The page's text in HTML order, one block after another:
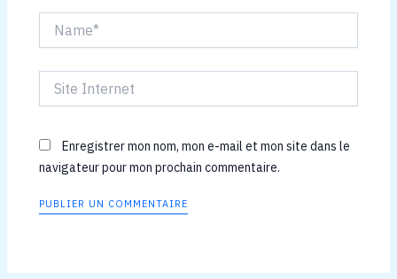
Internet
Enregistrer mon nom, mon e-mail et mon site dans le
navigateur pour mon prochain commentaire.